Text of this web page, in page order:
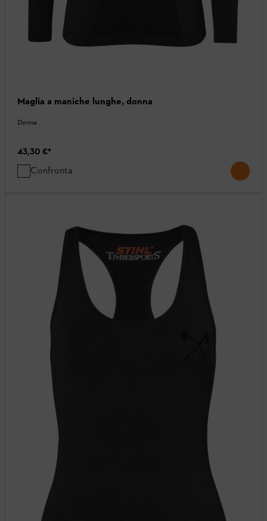
Maglia a maniche lunghe, donna
Donna
43,30 €*
Confronta